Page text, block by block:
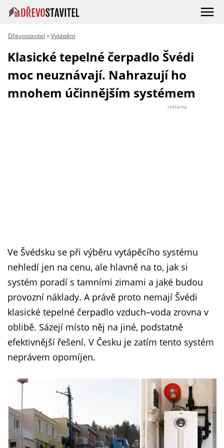
Dřevostavitel »Vytápění
Klasické tepelné čerpadlo Švédi
moc neuznávají. Nahrazují ho
mnohem účinnějším systémem
reklama
Ve Švédsku se při výběru vytápěcího systému
nehledí jen na cenu, ale hlavně na to, jak si
systém poradí s tamními zimami a jaké budou
provozní náklady. A právě proto nemají Švédi
klasické tepelné čerpadlo vzduch–voda zrovna v
oblibě. Sázejí místo něj na jiné, podstatně
efektivnější řešení. V Česku je zatím tento systém
neprávem opomíjen.